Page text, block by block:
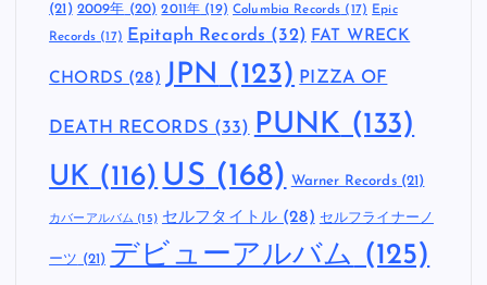
(21) 2009年 (20) 2011年 (19) Columbia Records (17) Epic
Records (17) Epitaph Records (32) FAT WRECK
CHORDS (28) JPN (123) PIZZA OF
DEATH RECORDS (33) PUNK (133)
UK (116) US (168) Warner Records(21)
カバーアルバム (15) セルフタイトル(28) セルフライナーノ
ーツ (21) デビューアルバム (125)